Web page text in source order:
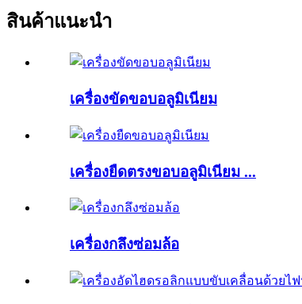
สินค้าแนะนำ
เครื่องขัดขอบอลูมิเนียม
เครื่องยืดตรงขอบอลูมิเนียม ...
เครื่องกลึงซ่อมล้อ